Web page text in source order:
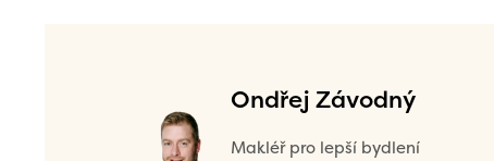
Ondřej Závodný
Makléř pro lepší bydlení